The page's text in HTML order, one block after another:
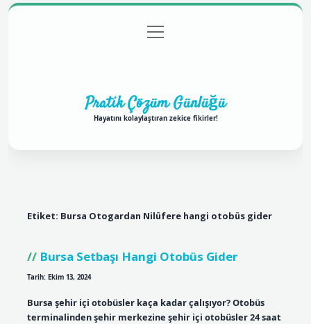
Gizlilik Politikası
menüyü
aç
Pratik Çözüm Günlüğü
Hayatını kolaylaştıran zekice fikirler!
Etiket: Bursa Otogardan Nilüfere hangi otobüs gider
Bursa Setbaşı Hangi Otobüs Gider
Tarih: Ekim 13, 2024
Bursa şehir içi otobüsler kaça kadar çalışıyor? Otobüs
terminalinden şehir merkezine şehir içi otobüsler 24 saat